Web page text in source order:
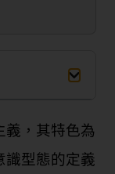
義，其特色為
識型態的定義